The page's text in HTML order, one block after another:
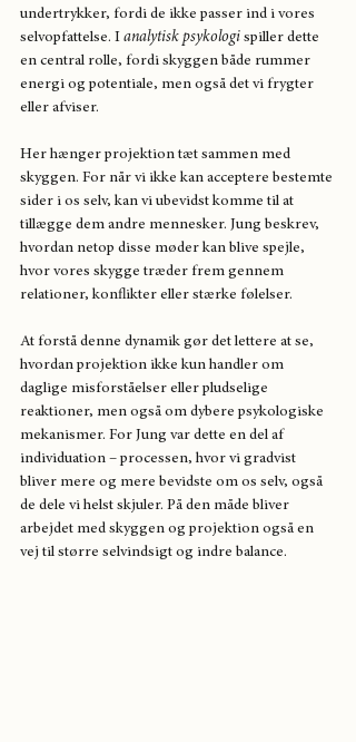
undertrykker, fordi de ikke passer ind i vores
selvopfattelse. I analytisk psykologi spiller dette
en central rolle, fordi skyggen både rummer
energi og potentiale, men også det vi frygter
eller afviser.
Her hænger projektion tæt sammen med
skyggen. For når vi ikke kan acceptere bestemte
sider i os selv, kan vi ubevidst komme til at
tillægge dem andre mennesker. Jung beskrev,
hvordan netop disse møder kan blive spejle,
hvor vores skygge træder frem gennem
relationer, konflikter eller stærke følelser.
At forstå denne dynamik gør det lettere at se,
hvordan projektion ikke kun handler om
daglige misforståelser eller pludselige
reaktioner, men også om dybere psykologiske
mekanismer. For Jung var dette en del af
individuation – processen, hvor vi gradvist
bliver mere og mere bevidste om os selv, også
de dele vi helst skjuler. På den måde bliver
arbejdet med skyggen og projektion også en
vej til større selvindsigt og indre balance.